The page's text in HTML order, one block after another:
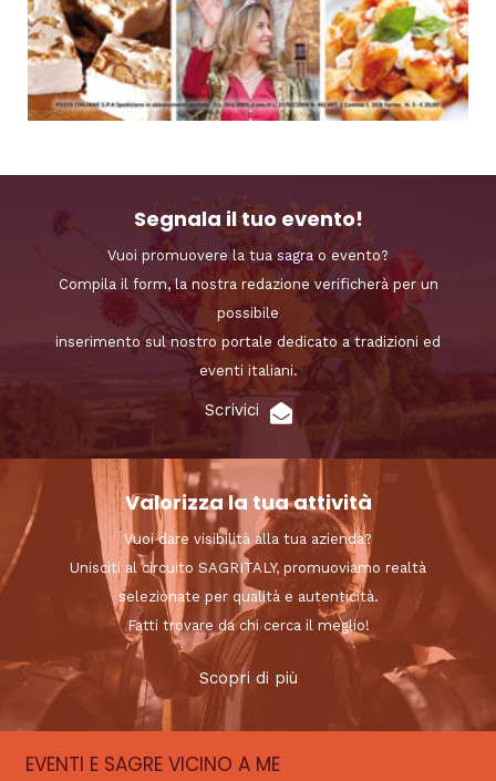
Segnala il tuo evento!
Vuoi promuovere la tua sagra o evento?
Compila il form, la nostra redazione verificherà per un
possibile
inserimento sul nostro portale dedicato a tradizioni ed
eventi italiani.
Scrivici
Valorizza la tua attività
Vuoi dare visibilità alla tua azienda?
Unisciti al circuito SAGRITALY, promuoviamo realtà
selezionate per qualità e autenticità.
Fatti trovare da chi cerca il meglio!
Scopri di più
EVENTI E SAGRE VICINO A ME